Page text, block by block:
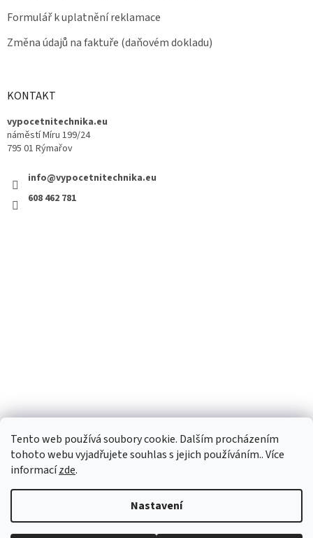
Tento web používá soubory cookie. Dalším procházením
tohoto webu vyjadřujete souhlas s jejich používáním.. Více
informacízde.
Nastavení
Formulář k uplatnění reklamace
Změna údajů na faktuře (daňovém dokladu)
KONTAKT
vypocetnitechnika.eu
náměstí Míru 199/24
795 01 Rýmařov
info@vypocetnitechnika.eu
608 462 781